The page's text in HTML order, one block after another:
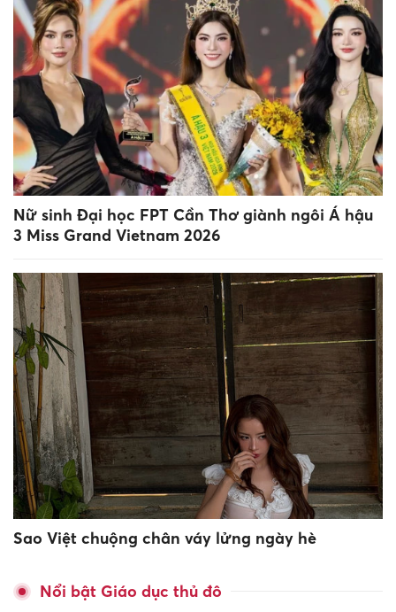
Nữ sinh Đại học FPT Cần Thơ giành ngôi Á hậu
3 Miss Grand Vietnam 2026
Sao Việt chuộng chân váy lửng ngày hè
Nổi bật Giáo dục thủ đô